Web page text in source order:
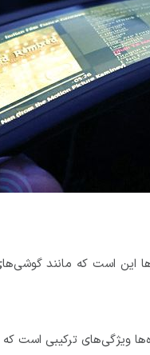
این است که مانند
ویژگی‌های ترکیبی است که